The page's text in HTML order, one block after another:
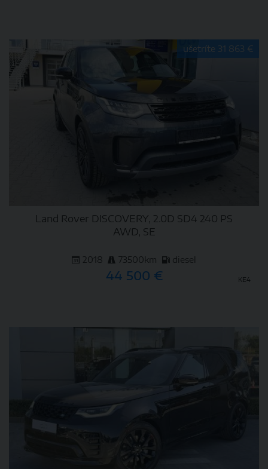
DETAIL ušetríte 31 863 €
Land Rover DISCOVERY, 2.0D SD4 240 PS
AWD, SE
2018 73500km diesel
44 500 € KE4